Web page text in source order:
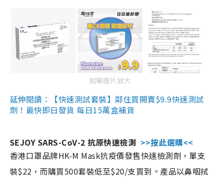
點擊圖片放大
延伸閱讀：【快速測試套裝】鄰住買開賣$9.9快速測試
劑！最快即日發貨 每日15萬盒補貨
SEJOY SARS-CoV-2 抗原快速檢測 >>按此選購<<
香港口罩品牌HK-M Mask抗疫價發售快速檢測劑，單支
裝$22，而購買500套裝低至$20/支買到。產品以鼻咽拭